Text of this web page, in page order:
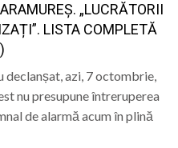
„LUCRĂTORII
LISTA COMPLETĂ
declanșat, azi, 7 octombrie,
nu presupune întreruperea
de alarmă acum în plină